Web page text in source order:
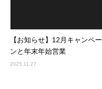
【お知らせ】12月キャンペー
ンと年末年始営業
2025.11.27